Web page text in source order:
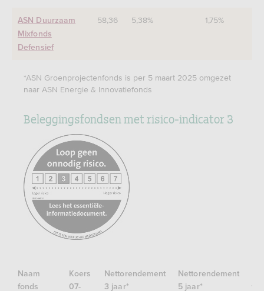
ASN Duurzaam
Mixfonds
Defensief
58,36 5,38% 1,75%
*ASN Groenprojectenfonds is per 5 maart 2025 omgezet
naar ASN Energie & Innovatiefonds
Beleggingsfondsen met risico-indicator 3
https://www.afm.nl/nl-
nl/sector/themas/dienstverlening-
aan-
consumenten/informatieverstrekking/essentiele-
informatiedocument-
eid
Naam
fonds
Koers
07-
Nettorendement
3 jaar*
Nettorendement
5 jaar*